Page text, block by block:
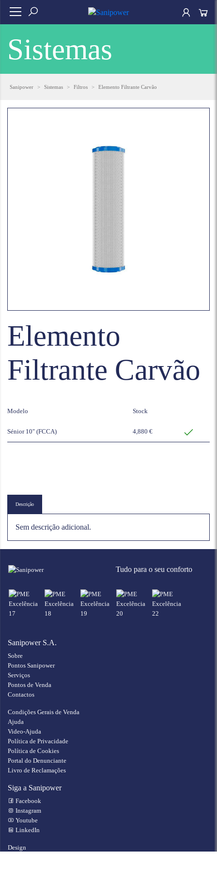
Sistemas
Sanipower > Sistemas > Filtros > Elemento Filtrante Carvão
Elemento
Filtrante Carvão
Modelo Stock
Sénior 10" (FCCA) 4,880 €
Descrição
Sem descrição adicional.
Tudo para o seu conforto
Sanipower S.A.
Sobre
Pontos Sanipower
Serviços
Pontos de Venda
Contactos
Condições Gerais de Venda
Ajuda
Video-Ajuda
Política de Privacidade
Política de Cookies
Portal do Denunciante
Livro de Reclamações
Siga a Sanipower
Facebook
Instagram
Youtube
LinkedIn
Design